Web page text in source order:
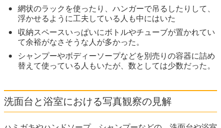
網状のラックを使ったり、ハンガーで吊るしたりして、
浮かせるように工夫している人も中にはいた
収納スペースいっぱいにボトルやチューブが置かれてい
て余裕がなさそうな人が多かった。
シャンプーやボディーソープなどを別売りの容器に詰め
替えて使っている人もいたが、数としては少数だった。
洗面台と浴室における写真観察の見解